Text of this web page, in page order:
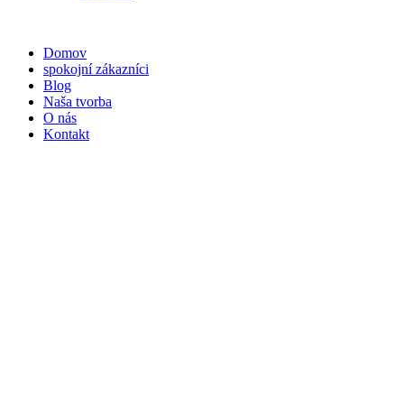
Domov
spokojní zákazníci
Blog
Naša tvorba
O nás
Kontakt